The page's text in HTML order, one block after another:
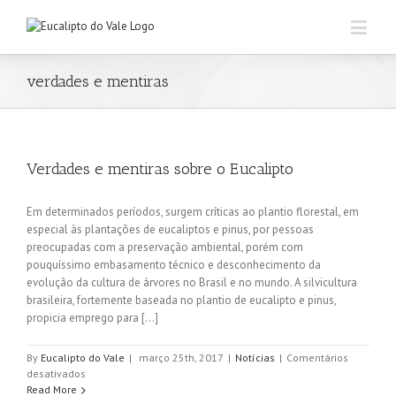
verdades e mentiras
Verdades e mentiras sobre o Eucalipto
Em determinados períodos, surgem críticas ao plantio florestal, em
especial às plantações de eucaliptos e pinus, por pessoas
preocupadas com a preservação ambiental, porém com
pouquíssimo embasamento técnico e desconhecimento da
evolução da cultura de árvores no Brasil e no mundo. A silvicultura
brasileira, fortemente baseada no plantio de eucalipto e pinus,
propicia emprego para [...]
By Eucalipto do Vale | março 25th, 2017 | Notícias | Comentários
desativados
Verdades
Read More